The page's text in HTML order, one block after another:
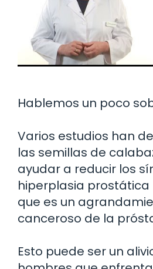
Hablemos un poco
Varios estudios han
las semillas de
ayudar a reducir los
hiperplasia prostática
que es un
canceroso de la
Esto puede ser un